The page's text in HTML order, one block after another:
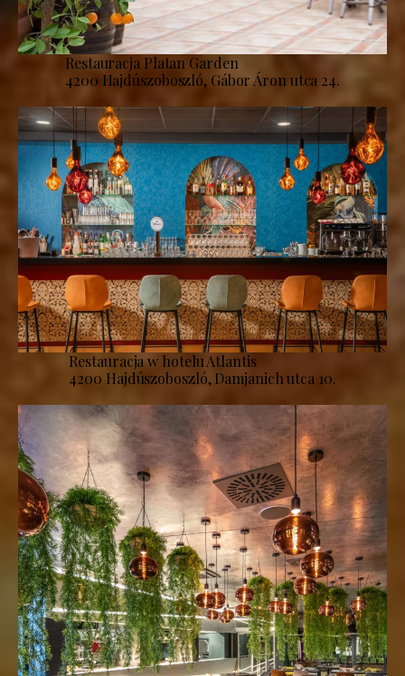
Restauracja Platan Garden
4200 Hajdúszoboszló, Gábor Áron utca 24.
Restauracja w hotelu Atlantis
4200 Hajdúszoboszló, Damjanich utca 10.